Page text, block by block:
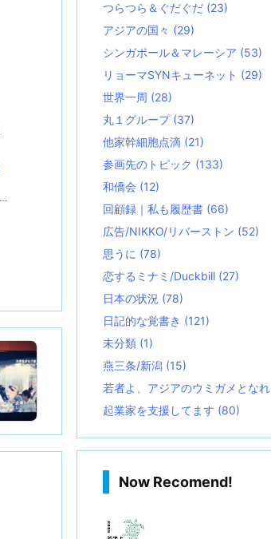
つらつら＆ぐだぐだ (23)
アジアの国々 (29)
シンガポール＆マレーシア (53)
リョーマSYNキューネット (29)
世界一周 (28)
丸１グループ (37)
他家幹細胞点滴 (21)
参画先のトピック (133)
和僑会 (12)
回顧録｜私も履歴書 (66)
広告/NIKKO/リバーストン (52)
思うに (78)
恋するミナミ/Duckbill (27)
日本の状況 (78)
日記的な覚書き (121)
未分類 (1)
燕三条/新潟 (15)
若者よ、アジアのウミガメとなれ
起業家を支援してます (80)
Now Recomend!